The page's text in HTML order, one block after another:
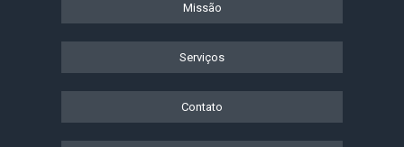
Missão
Serviços
Contato